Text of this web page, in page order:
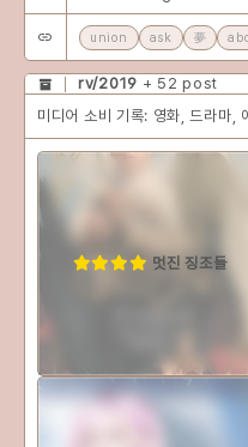
union ask 夢
rv/2019 + 52 post
미디어 소비 기록: 영화, 드라마,
멋진 징조들